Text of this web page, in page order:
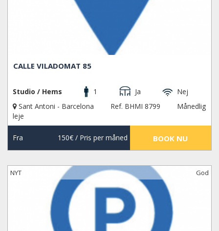
CALLE VILADOMAT 85
Studio / Hems 1 Ja
Nej
Sant Antoni - Barcelona
Ref. BHMI 8799
Månedlig
leje
Fra 150€/ Pris per måned BOOK NU
NYT God